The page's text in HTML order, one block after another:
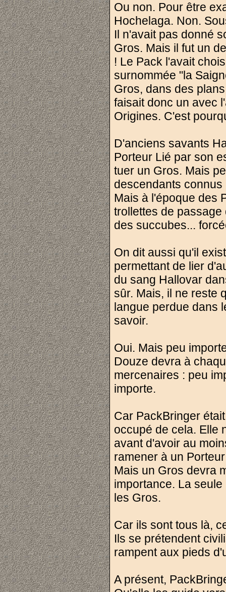
Ou non. Pour être
Hochelaga. Non.
Il n'avait pas donné
Gros. Mais il fut un
! Le Pack l'avait
surnommée "la
Gros, dans des
faisait donc un avec
Origines. C'est
D'anciens savants
Porteur Lié par son
tuer un Gros. Mais
descendants
Mais à l'époque des
trollettes de
des succubes...
On dit aussi qu'il
permettant de lier
du sang Hallovar
sûr. Mais, il ne reste
langue perdue dans
savoir.
Oui. Mais peu
Douze devra à
mercenaires : peu
importe.
Car PackBringer
occupé de cela. Elle
avant d'avoir au
ramener à un
Mais un Gros devra
importance. La
les Gros.
Car ils sont tous là,
Ils se prétendent
rampent aux pieds
A présent,